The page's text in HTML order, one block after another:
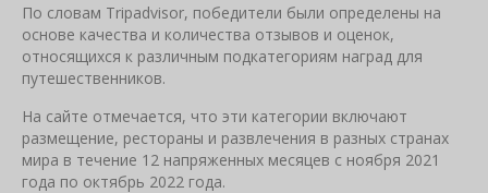
По словам Tripadvisor, победители были определены на
основе качества и количества отзывов и оценок,
относящихся к различным подкатегориям наград для
путешественников.
На сайте отмечается, что эти категории включают
размещение, рестораны и развлечения в разных странах
мира в течение 12 напряженных месяцев с ноября 2021
года по октябрь 2022 года.